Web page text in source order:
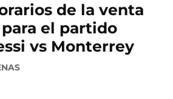
de la venta
el partido
vs Monterrey